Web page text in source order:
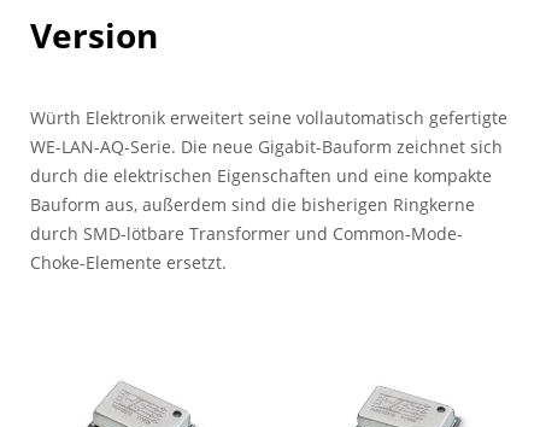
Version
Würth Elektronik erweitert seine vollautomatisch gefertigte
WE-LAN-AQ-Serie. Die neue Gigabit-Bauform zeichnet sich
durch die elektrischen Eigenschaften und eine kompakte
Bauform aus, außerdem sind die bisherigen Ringkerne
durch SMD-lötbare Transformer und Common-Mode-
Choke-Elemente ersetzt.